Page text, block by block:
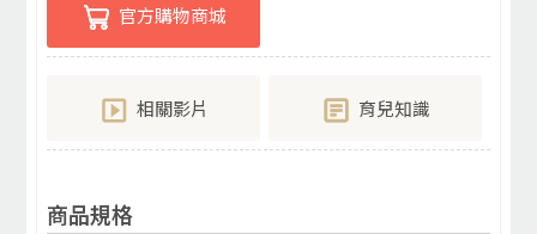
官方購物商城
相關影片 育兒知識
商品規格